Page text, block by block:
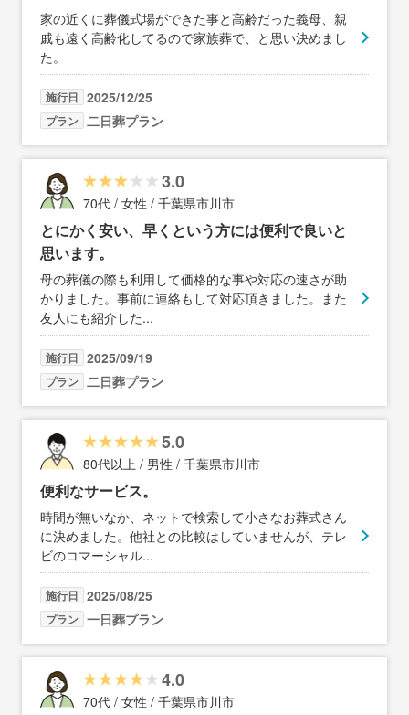
家の近くに葬儀式場ができた事と高齢だった義母、親
戚も遠く高齢化してるので家族葬で、と思い決めまし
た。
施行日 2025/12/25
プラン 二日葬プラン
3.0
70代 / 女性 / 千葉県市川市
とにかく安い、早くという方には便利で良いと
思います。
母の葬儀の際も利用して価格的な事や対応の速さが助
かりました。事前に連絡もして対応頂きました。また
友人にも紹介した...
施行日 2025/09/19
プラン 二日葬プラン
5.0
80代以上 / 男性 / 千葉県市川市
便利なサービス。
時間が無いなか、ネットで検索して小さなお葬式さん
に決めました。他社との比較はしていませんが、テレ
ビのコマーシャル...
施行日 2025/08/25
プラン 一日葬プラン
4.0
70代 / 女性 / 千葉県市川市